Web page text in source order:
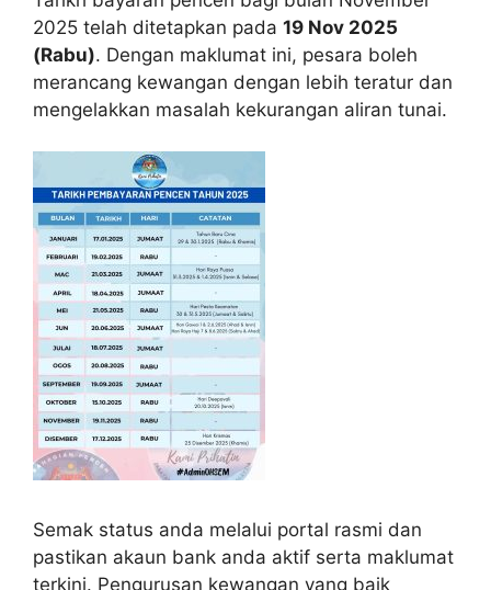
2025 telah ditetapkan pada 19 Nov 2025
(Rabu). Dengan maklumat ini, pesara boleh
merancang kewangan dengan lebih teratur dan
mengelakkan masalah kekurangan aliran tunai.
Semak status anda melalui portal rasmi dan
pastikan akaun bank anda aktif serta maklumat
terkini. Pengurusan kewangan yang baik